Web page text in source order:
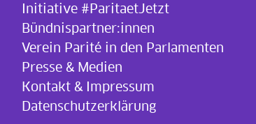
Initiative #ParitaetJetzt
Bündnispartner:innen
Verein Parité in den Parlamenten
Presse & Medien
Kontakt & Impressum
Datenschutzerklärung